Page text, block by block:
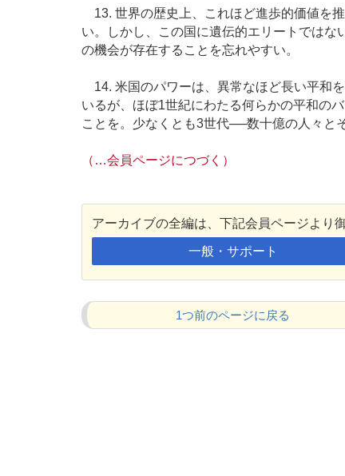
13. 世界の歴史上、これほど進歩的価値を
い。しかし、この国に遺伝的エリートではな
の機会が存在することを忘れやすい。
14. 米国のパワーは、異常なほど長い平和
いるが、ほぼ1世紀にわたる何らかの平和の
ことを。少なくとも3世代──数十億の人々と
（…会員ページにつづく）
アーカイブの全編は、下記会員ページより
一般・サポート
1つ前のページに戻る